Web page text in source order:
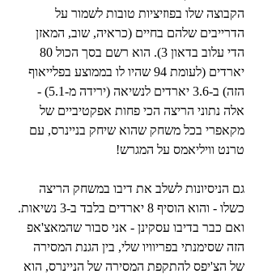
הקבוצה שלו בפוזיציות טובות לשמור על
הדרייבים שלהם בחיים (כראיה, שוב, המאזן
יארדים (לעומת 94 שהיו לו בממוצע בפלייאוף
הזה) ב-3.6 יארדים לנשיאה (ירידה מ-5.1) -
אלה נתוני הריצה הכי פחות אפקטיביים של
מקאפרי בכל משחק שהוא שיחק בניינרס, עם
טרנט וויליאמס על המגרש!
גם הניסיונות לשלב את דיבו במשחק הריצה
כשלו - והוא הוסיף 8 יארדים בלבד ב-3 נשיאות.
ואם כבר בדיבו עסקינן - אני סבור שהמאצ'אפ
הזה שסימנתי בפריוויו שלי, בין הגנת המסירה
של הצ'יפס להתקפת המסירה של הניינרס, הוא